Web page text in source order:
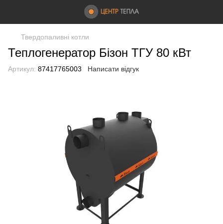
Твердопаливні котли
Теплогенератор Бізон ТГУ 80 кВт
Артикул: 87417765003 Написати відгук